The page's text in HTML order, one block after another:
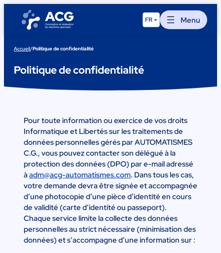
contenu
FR Menu
Accueil/Politique de confidentialité
Politique de confidentialité
Pour toute information ou exercice de vos droits
Informatique et Libertés sur les traitements de
données personnelles gérés par AUTOMATISMES
C.G., vous pouvez contacter son délégué à la
protection des données (DPO) par e-mail adressé
àadm@acg-automatismes.com. Dans tous les cas,
votre demande devra être signée et accompagnée
d’une photocopie d’une pièce d’identité en cours
de validité (carte d’identité ou passeport).
Chaque service limite la collecte des données
personnelles au strict nécessaire (minimisation des
données) et s’accompagne d’une information sur :